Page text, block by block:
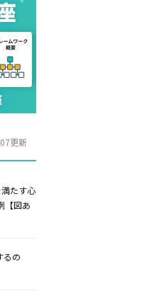
更新
たす心
【図あ
るの